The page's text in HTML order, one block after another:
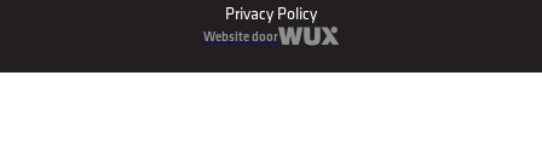
Privacy Policy
Website door